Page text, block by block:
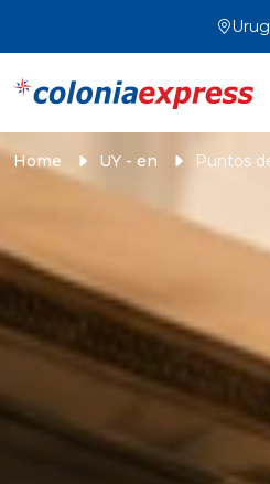
Home UY - en Puntos